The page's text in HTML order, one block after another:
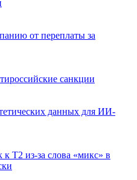
от переплаты за
санкции
данных для ИИ-
Т2 из-за слова «микс» в